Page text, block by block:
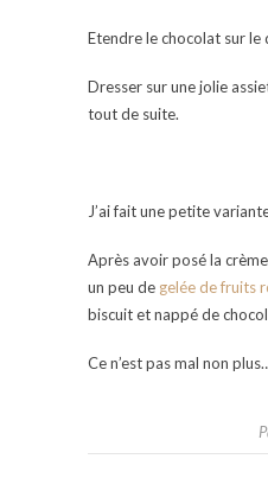
Etendre le chocolat sur le
Dresser sur une jolie
tout de suite.
J’ai fait une petite
Après avoir posé la
un peu de gelée de fruits
biscuit et nappé de
Ce n’est pas mal non